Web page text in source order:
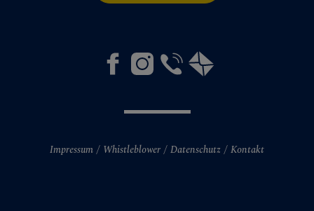
Impressum Whistleblower Datenschutz Kontakt